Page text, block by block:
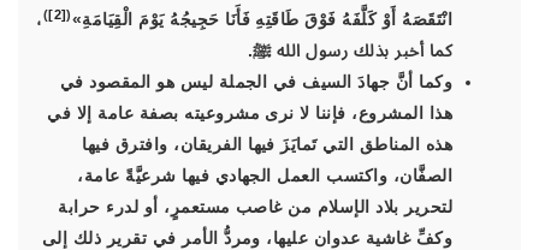
انْتَقَصَهُ أَوْ كَلَّفَهُ فَوْقَ طَاقَتِهِ فَأَنَا حَجِيجُهُ يَوْمَ الْقِيَامَةِ»(
[2]
)،
كما أخبر بذلك رسول الله ﷺ.
وكما أنَّ جهادَ السيف في الجملة ليس هو المقصود في
هذا المشروع، فإننا لا نرى مشروعيته بصفة عامة إلا في
هذه المناطق التي تَمايَزَ فيها الفريقان، وافترق فيها
الصفَّان، واكتسب العمل الجهادي فيها شرعيَّةً عامة،
لتحرير بلاد الإسلام من غاصب مستعمرٍ، أو لدرء حرابة
وكفِّ غاشية عدوان عليها، ومردُّ الأمر في تقرير ذلك إلى